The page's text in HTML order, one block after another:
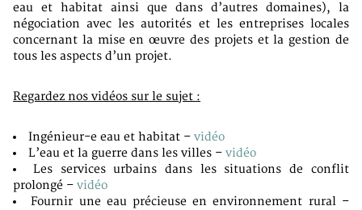
eau et habitat ainsi que dans d’autres domaines), la
négociation avec les autorités et les entreprises locales
concernant la mise en œuvre des projets et la gestion de
tous les aspects d’un projet.
Regardez nos vidéos sur le sujet :
Ingénieur-e eau et habitat –vidéo
L’eau et la guerre dans les villes –vidéo
Les services urbains dans les situations de conflit
prolongé –vidéo
Fournir une eau précieuse en environnement rural –